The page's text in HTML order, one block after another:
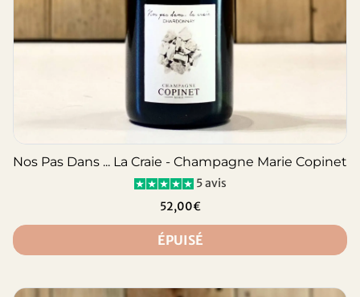
Nos Pas Dans ... La Craie - Champagne Marie Copinet
5 avis
52,00€
ÉPUISÉ